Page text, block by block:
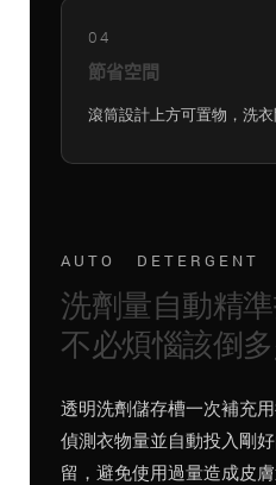
04
節省空間
滾筒設計上方可置物，洗衣
AUTO DETERGENT
洗劑量自動精
不必煩惱該倒
透明洗劑儲存槽一次補充
偵測衣物量並自動投入剛
留，避免使用過量造成皮